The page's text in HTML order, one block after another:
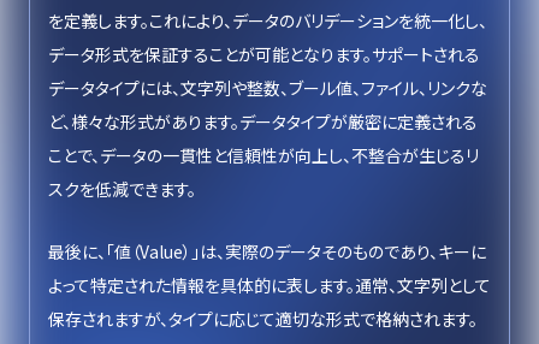
を定義します。これにより、データのバリデーションを統一化し、
データ形式を保証することが可能となります。サポートされる
データタイプには、文字列や整数、ブール値、ファイル、リンクな
ど、様々な形式があります。データタイプが厳密に定義される
ことで、データの一貫性と信頼性が向上し、不整合が生じるリ
スクを低減できます。
最後に、「値（Value）」は、実際のデータそのものであり、キーに
よって特定された情報を具体的に表します。通常、文字列として
保存されますが、タイプに応じて適切な形式で格納されます。